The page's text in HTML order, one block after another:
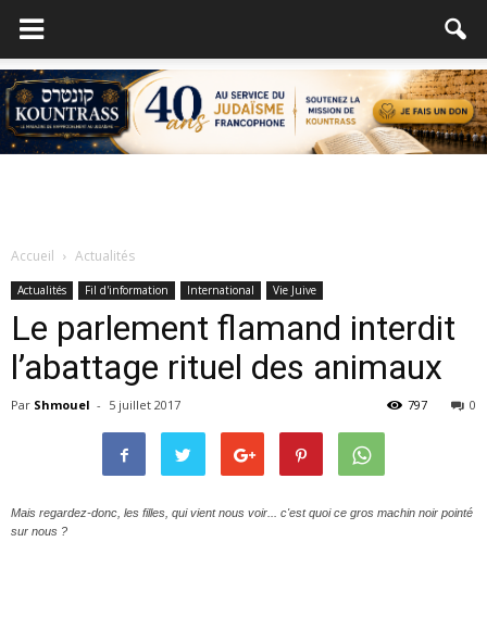
Accueil Actualités
Actualités Fil d'information International Vie Juive
Le parlement flamand interdit
l’abattage rituel des animaux
Par Shmouel - 5 juillet 2017 0
797
Mais regardez-donc, les filles, qui vient nous voir... c'est quoi ce gros machin noir pointé
sur nous ?